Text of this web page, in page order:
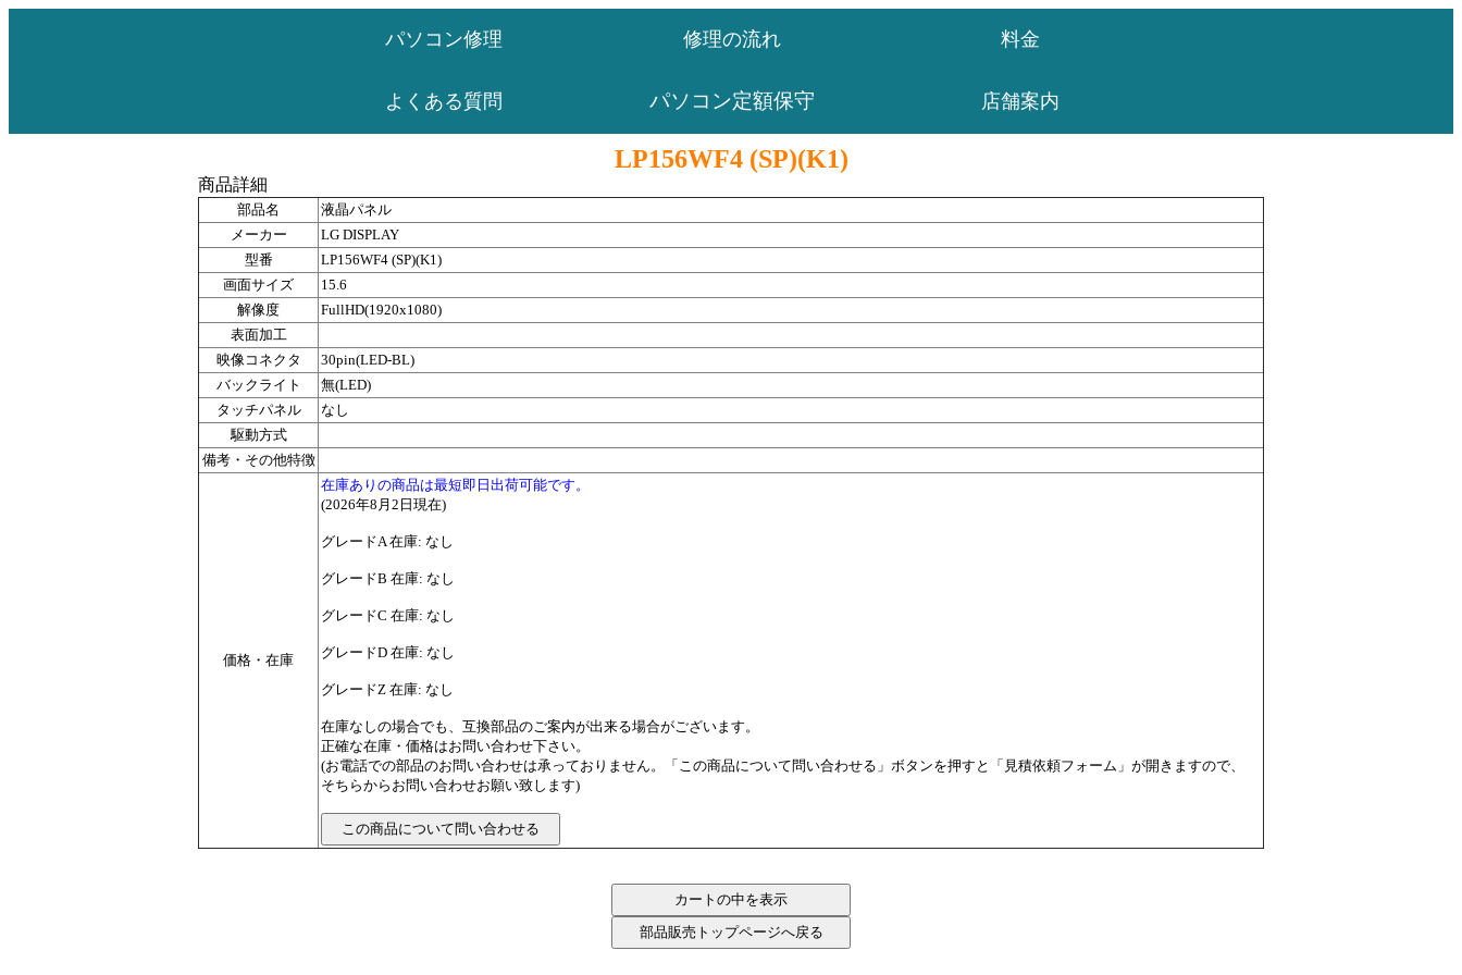
パソコン修理 修理の流れ 料金
よくある質問 パソコン定額保守 店舗案内
LP156WF4 (SP)(K1)
商品詳細
部品名
液晶パネル
メーカー
LG DISPLAY
型番
LP156WF4 (SP)(K1)
画面サイズ
15.6
解像度
FullHD(1920x1080)
表面加工
映像コネクタ
30pin(LED-BL)
バックライト
無(LED)
タッチパネル
なし
駆動方式
備考・その他特徴
価格・在庫
在庫ありの商品は最短即日出荷可能です。
(2026年8月2日現在)
グレードA 在庫: なし
グレードB 在庫: なし
グレードC 在庫: なし
グレードD 在庫: なし
グレードZ 在庫: なし
在庫なしの場合でも、互換部品のご案内が出来る場合がございます。
正確な在庫・価格はお問い合わせ下さい。
(お電話での部品のお問い合わせは承っておりません。「この商品について問い合わせる」ボタンを押すと「見積依頼フォーム」が開きますので、
そちらからお問い合わせお願い致します)